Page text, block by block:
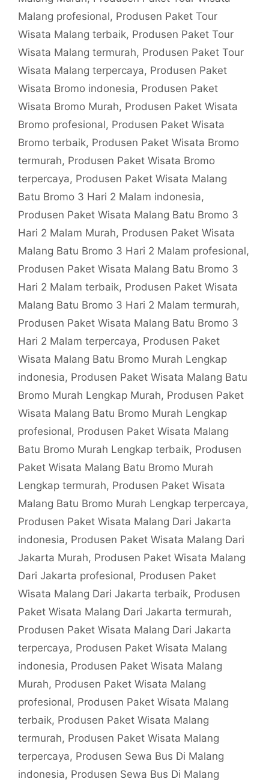
Malang profesional, Produsen Paket Tour
Wisata Malang terbaik, Produsen Paket Tour
Wisata Malang termurah, Produsen Paket Tour
Wisata Malang terpercaya, Produsen Paket
Wisata Bromo indonesia, Produsen Paket
Wisata Bromo Murah, Produsen Paket Wisata
Bromo profesional, Produsen Paket Wisata
Bromo terbaik, Produsen Paket Wisata Bromo
termurah, Produsen Paket Wisata Bromo
terpercaya, Produsen Paket Wisata Malang
Batu Bromo 3 Hari 2 Malam indonesia,
Produsen Paket Wisata Malang Batu Bromo 3
Hari 2 Malam Murah, Produsen Paket Wisata
Malang Batu Bromo 3 Hari 2 Malam profesional,
Produsen Paket Wisata Malang Batu Bromo 3
Hari 2 Malam terbaik, Produsen Paket Wisata
Malang Batu Bromo 3 Hari 2 Malam termurah,
Produsen Paket Wisata Malang Batu Bromo 3
Hari 2 Malam terpercaya, Produsen Paket
Wisata Malang Batu Bromo Murah Lengkap
indonesia, Produsen Paket Wisata Malang Batu
Bromo Murah Lengkap Murah, Produsen Paket
Wisata Malang Batu Bromo Murah Lengkap
profesional, Produsen Paket Wisata Malang
Batu Bromo Murah Lengkap terbaik, Produsen
Paket Wisata Malang Batu Bromo Murah
Lengkap termurah, Produsen Paket Wisata
Malang Batu Bromo Murah Lengkap terpercaya,
Produsen Paket Wisata Malang Dari Jakarta
indonesia, Produsen Paket Wisata Malang Dari
Jakarta Murah, Produsen Paket Wisata Malang
Dari Jakarta profesional, Produsen Paket
Wisata Malang Dari Jakarta terbaik, Produsen
Paket Wisata Malang Dari Jakarta termurah,
Produsen Paket Wisata Malang Dari Jakarta
terpercaya, Produsen Paket Wisata Malang
indonesia, Produsen Paket Wisata Malang
Murah, Produsen Paket Wisata Malang
profesional, Produsen Paket Wisata Malang
terbaik, Produsen Paket Wisata Malang
termurah, Produsen Paket Wisata Malang
terpercaya, Produsen Sewa Bus Di Malang
indonesia, Produsen Sewa Bus Di Malang